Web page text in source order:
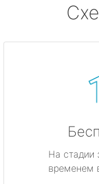
На стадии
временем